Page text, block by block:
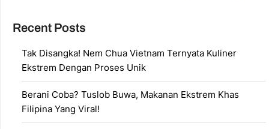
Recent Posts
Tak Disangka! Nem Chua Vietnam Ternyata Kuliner
Ekstrem Dengan Proses Unik
Berani Coba? Tuslob Buwa, Makanan Ekstrem Khas
Filipina Yang Viral!